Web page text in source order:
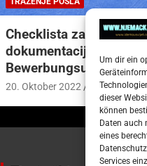
Um dir ein
dieser
können
Daten auch
eines
Services
Checklista za prijavnu
dokumentaciju (njem.
20. Oktober 2022 Redakcija